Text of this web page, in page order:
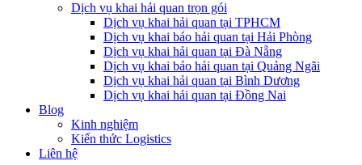
Dịch vụ khai hải quan trọn gói
Dịch vụ khai hải quan tại TPHCM
Dịch vụ khai báo hải quan tại Hải Phòng
Dịch vụ khai hải quan tại Đà Nẵng
Dịch vụ khai báo hải quan tại Quảng Ngãi
Dịch vụ khai hải quan tại Bình Dương
Dịch vụ khai hải quan tại Đồng Nai
Blog
Kinh nghiệm
Kiến thức Logistics
Liên hệ